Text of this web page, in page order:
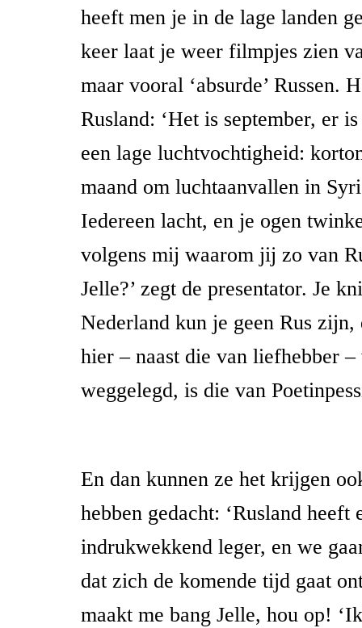
heeft men je in de lage landen
keer laat je weer filmpjes zien
maar vooral ‘absurde’ Russen.
Rusland: ‘Het is september, er
een lage luchtvochtigheid:
maand om luchtaanvallen in
Iedereen lacht, en je ogen
volgens mij waarom jij zo van
Jelle?’ zegt de presentator. Je
Nederland kun je geen Rus
hier – naast die van liefhebber
weggelegd, is die van
En dan kunnen ze het krijgen
hebben gedacht: ‘Rusland heeft
indrukwekkend leger, en we
dat zich de komende tijd gaat
maakt me bang Jelle, hou op!